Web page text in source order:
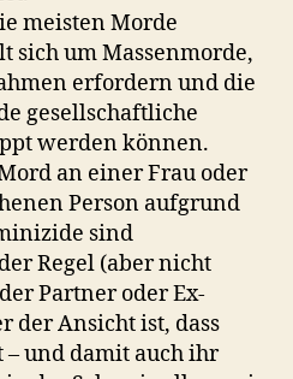
meisten Morde
sich um Massenmorde,
erfordern und die
gesellschaftliche
werden können.
an einer Frau oder
Person aufgrund
sind
Regel (aber nicht
Partner oder Ex-
der Ansicht ist, dass
– und damit auch ihr